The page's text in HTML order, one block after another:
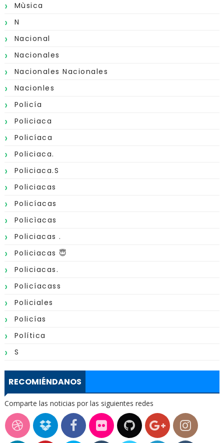
Mùsica
N
Nacional
Nacionales
Nacionales Nacionales
Nacionles
Policía
Policiaca
Policíaca
Policiaca.
Policiaca.s
Policiacas
Policíacas
Policìacas
Policiacas .
Policiacas 😇
Policiacas.
Policíacass
Policiales
Policías
Política
S
RECOMIÉNDANOS
Comparte las noticias por las siguientes redes